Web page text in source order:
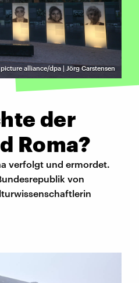
picture alliance/dpa | Jörg Carstensen
der
Roma?
verfolgt und ermordet.
von